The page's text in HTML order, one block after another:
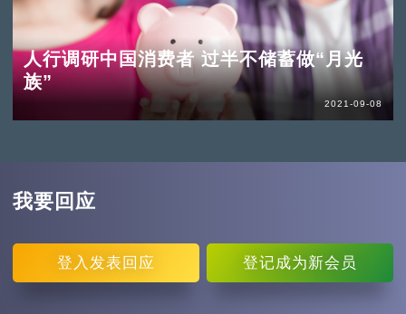
人行调研中国消费者 过半不储蓄做“月光
族”
2021-09-08
我要回应
登入 发表回应 登记成为新会员